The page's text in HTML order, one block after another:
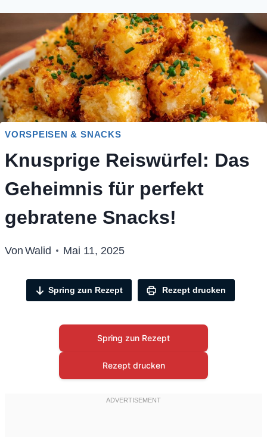
VORSPEISEN & SNACKS
Knusprige Reiswürfel: Das
Geheimnis für perfekt
gebratene Snacks!
Von Walid Mai 11, 2025
Spring zun Rezept Rezept drucken
Spring zun Rezept
Rezept drucken